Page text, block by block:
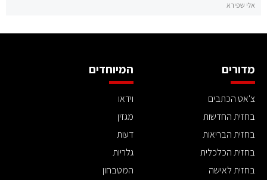
אלי שפירא
מדורים
צ'אט הכתבים
בחזית החדשות
בחזית הבריאות
בחזית הכלכלית
בחזית לאישה
המיוחדים
וידאו
מגזין
דעות
גלריות
המטבחון